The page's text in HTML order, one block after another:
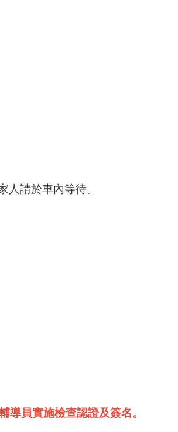
請於車內等待。
導員實施檢查認證及簽名。